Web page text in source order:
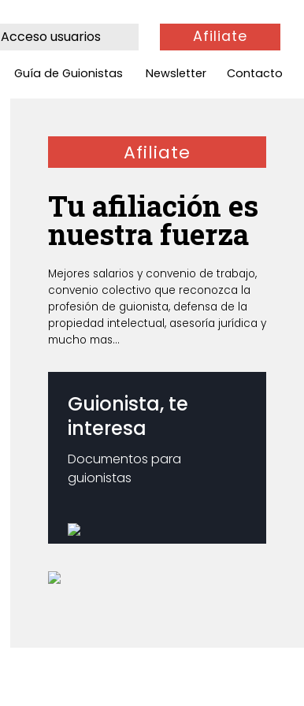
Acceso usuarios Afiliate
Guía de Guionistas Newsletter Contacto
Afiliate
Tu afiliación es
nuestra fuerza
Mejores salarios y convenio de trabajo,
convenio colectivo que reconozca la
profesión de guionista, defensa de la
propiedad intelectual, asesoría jurídica y
mucho mas...
Guionista, te
interesa
Documentos para
guionistas